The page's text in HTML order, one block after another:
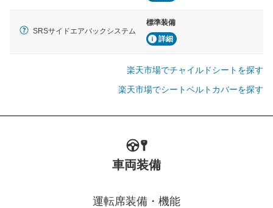
SRSサイドエアバックシステム
標準装備
詳細
楽天市場でチャイルドシートを探す
楽天市場でシートベルトカバーを探す
車両装備
運転席装備・機能